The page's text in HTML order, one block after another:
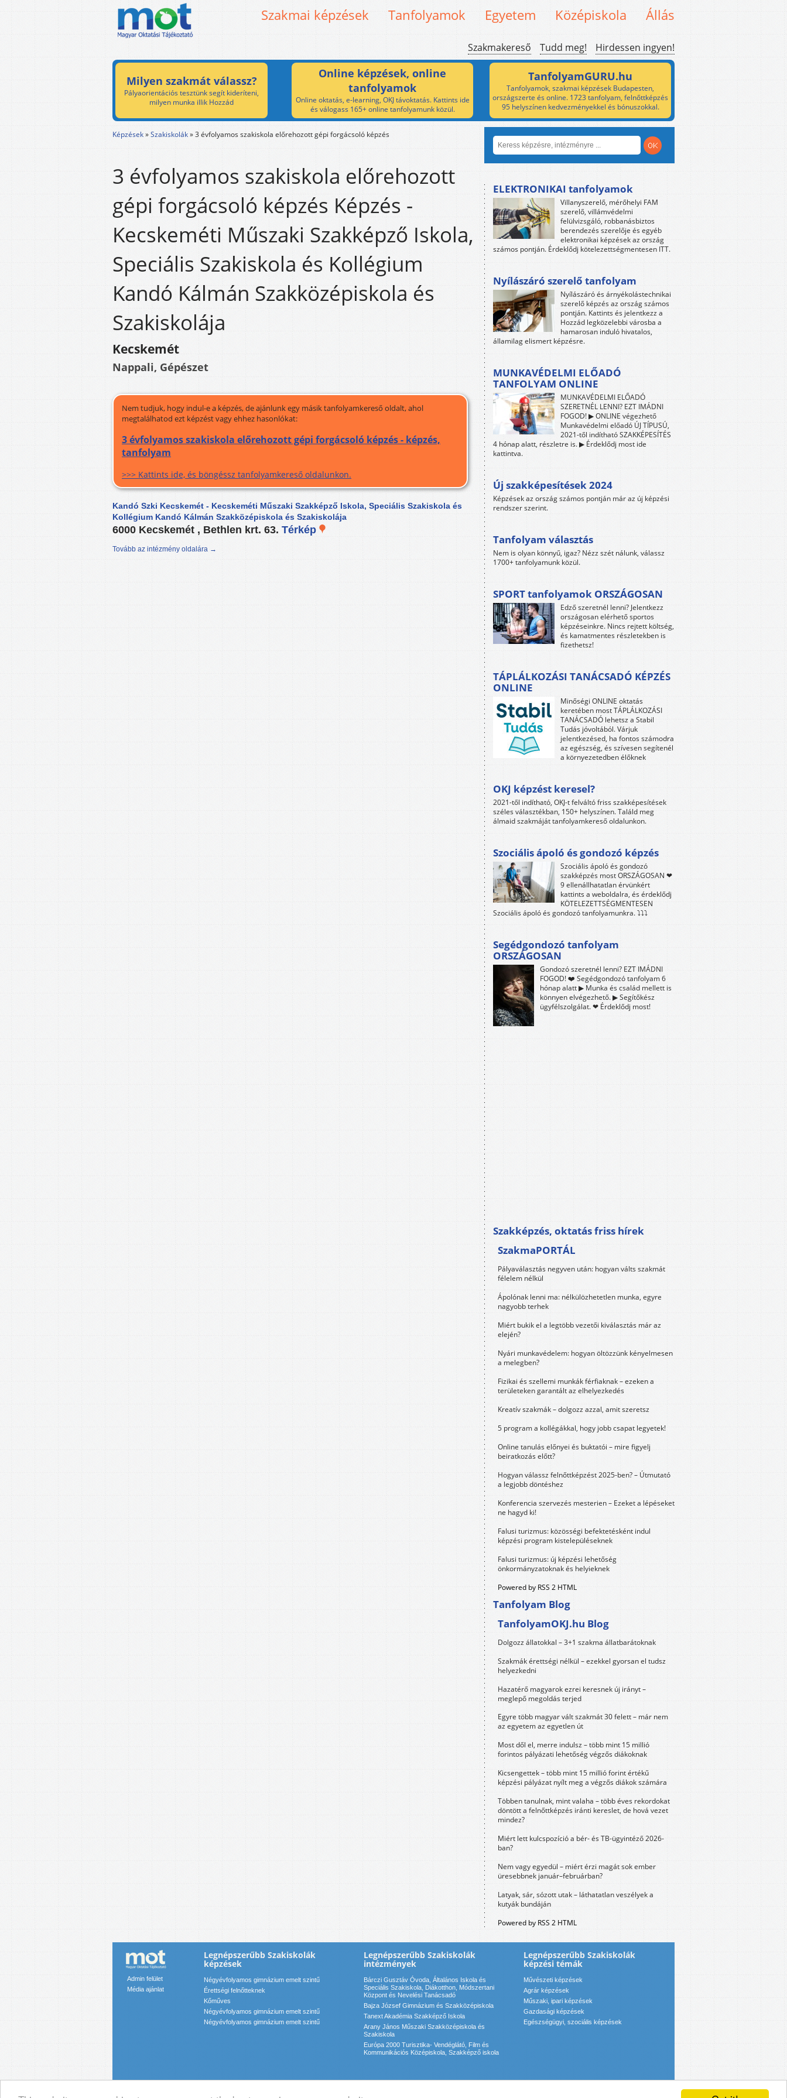
Szakmai képzések Tanfolyamok Egyetem Középiskola Állás
Szakmakereső Tudd meg! Hirdessen ingyen!
Milyen szakmát válassz?
Pályaorientációs tesztünk segít kideríteni,
milyen munka illik Hozzád
Online képzések, online
tanfolyamok
Online oktatás, e-learning, OKJ távoktatás. Kattints ide
és válogass 165+ online tanfolyamunk közül.
TanfolyamGURU.hu
Tanfolyamok, szakmai képzések Budapesten,
országszerte és online. 1723 tanfolyam, felnőttképzés
95 helyszínen kedvezményekkel és bónuszokkal.
Képzések»Szakiskolák»3 évfolyamos szakiskola előrehozott gépi forgácsoló képzés
3 évfolyamos szakiskola előrehozott
gépi forgácsoló képzés Képzés -
Kecskeméti Műszaki Szakképző Iskola,
Speciális Szakiskola és Kollégium
Kandó Kálmán Szakközépiskola és
Szakiskolája
Kecskemét
Nappali, Gépészet
Nem tudjuk, hogy indul-e a képzés, de ajánlunk egy másik tanfolyamkereső oldalt, ahol
megtalálhatod ezt képzést vagy ehhez hasonlókat:
3 évfolyamos szakiskola előrehozott gépi forgácsoló képzés - képzés,
tanfolyam
>>> Kattints ide, és böngéssz tanfolyamkereső oldalunkon.
Kandó Szki Kecskemét - Kecskeméti Műszaki Szakképző Iskola, Speciális Szakiskola és
Kollégium Kandó Kálmán Szakközépiskola és Szakiskolája
6000 Kecskemét , Bethlen krt. 63. Térkép
Tovább az intézmény oldalára →
ELEKTRONIKAI tanfolyamok
Villanyszerelő, mérőhelyi FAM
szerelő, villámvédelmi
felülvizsgáló, robbanásbiztos
berendezés szerelője és egyéb
elektronikai képzések az ország
számos pontján. Érdeklődj kötelezettségmentesen ITT.
Nyílászáró szerelő tanfolyam
Nyílászáró és árnyékolástechnikai
szerelő képzés az ország számos
pontján. Kattints és jelentkezz a
Hozzád legközelebbi városba a
hamarosan induló hivatalos,
államilag elismert képzésre.
MUNKAVÉDELMI ELŐADÓ
TANFOLYAM ONLINE
MUNKAVÉDELMI ELŐADÓ
SZERETNÉL LENNI? EZT IMÁDNI
FOGOD! ▶ ONLINE végezhető
Munkavédelmi előadó ÚJ TÍPUSÚ,
2021-től indítható SZAKKÉPESÍTÉS
4 hónap alatt, részletre is. ▶ Érdeklődj most ide
kattintva.
Új szakképesítések 2024
Képzések az ország számos pontján már az új képzési
rendszer szerint.
Tanfolyam választás
Nem is olyan könnyű, igaz? Nézz szét nálunk, válassz
1700+ tanfolyamunk közül.
SPORT tanfolyamok ORSZÁGOSAN
Edző szeretnél lenni? Jelentkezz
országosan elérhető sportos
képzéseinkre. Nincs rejtett költség,
és kamatmentes részletekben is
fizethetsz!
TÁPLÁLKOZÁSI TANÁCSADÓ KÉPZÉS
ONLINE
Minőségi ONLINE oktatás
keretében most TÁPLÁLKOZÁSI
TANÁCSADÓ lehetsz a Stabil
Tudás jóvoltából. Várjuk
jelentkezésed, ha fontos számodra
az egészség, és szívesen segítenél
a környezetedben élőknek
OKJ képzést keresel?
2021-től indítható, OKJ-t felváltó friss szakképesítések
széles választékban, 150+ helyszínen. Találd meg
álmaid szakmáját tanfolyamkereső oldalunkon.
Szociális ápoló és gondozó képzés
Szociális ápoló és gondozó
szakképzés most ORSZÁGOSAN ❤
9 ellenállhatatlan érvünkért
kattints a weboldalra, és érdeklődj
KÖTELEZETTSÉGMENTESEN
Szociális ápoló és gondozó tanfolyamunkra. ⤵⤵⤵
Segédgondozó tanfolyam
ORSZÁGOSAN
Gondozó szeretnél lenni? EZT IMÁDNI
FOGOD! ❤️ Segédgondozó tanfolyam 6
hónap alatt ▶ Munka és család mellett is
könnyen elvégezhető. ▶ Segítőkész
ügyfélszolgálat. ❤ Érdeklődj most!
Szakképzés, oktatás friss hírek
SzakmaPORTÁL
Pályaválasztás negyven után: hogyan válts szakmát
félelem nélkül
Ápolónak lenni ma: nélkülözhetetlen munka, egyre
nagyobb terhek
Miért bukik el a legtöbb vezetői kiválasztás már az
elején?
Nyári munkavédelem: hogyan öltözzünk kényelmesen
a melegben?
Fizikai és szellemi munkák férfiaknak – ezeken a
területeken garantált az elhelyezkedés
Kreatív szakmák – dolgozz azzal, amit szeretsz
5 program a kollégákkal, hogy jobb csapat legyetek!
Online tanulás előnyei és buktatói – mire figyelj
beiratkozás előtt?
Hogyan válassz felnőttképzést 2025-ben? – Útmutató
a legjobb döntéshez
Konferencia szervezés mesterien – Ezeket a lépéseket
ne hagyd ki!
Falusi turizmus: közösségi befektetésként indul
képzési program kistelepüléseknek
Falusi turizmus: új képzési lehetőség
önkormányzatoknak és helyieknek
Powered by RSS 2 HTML
Tanfolyam Blog
TanfolyamOKJ.hu Blog
Dolgozz állatokkal – 3+1 szakma állatbarátoknak
Szakmák érettségi nélkül – ezekkel gyorsan el tudsz
helyezkedni
Hazatérő magyarok ezrei keresnek új irányt –
meglepő megoldás terjed
Egyre több magyar vált szakmát 30 felett – már nem
az egyetem az egyetlen út
Most dől el, merre indulsz – több mint 15 millió
forintos pályázati lehetőség végzős diákoknak
Kicsengettek – több mint 15 millió forint értékű
képzési pályázat nyílt meg a végzős diákok számára
Többen tanulnak, mint valaha – több éves rekordokat
döntött a felnőttképzés iránti kereslet, de hová vezet
mindez?
Miért lett kulcspozíció a bér- és TB-ügyintéző 2026-
ban?
Nem vagy egyedül – miért érzi magát sok ember
üresebbnek január–februárban?
Latyak, sár, sózott utak – láthatatlan veszélyek a
kutyák bundáján
Powered by RSS 2 HTML
Admin felület
Média ajánlat
Legnépszerűbb Szakiskolák
képzések
Négyévfolyamos gimnázium emelt szintű
Érettségi felnőtteknek
Kőműves
Négyévfolyamos gimnázium emelt szintű
Négyévfolyamos gimnázium emelt szintű
Legnépszerűbb Szakiskolák
intézmények
Bárczi Gusztáv Óvoda, Általános Iskola és
Speciális Szakiskola, Diákotthon, Módszertani
Központ és Nevelési Tanácsadó
Bajza József Gimnázium és Szakközépiskola
Tanext Akadémia Szakképző Iskola
Arany János Műszaki Szakközépiskola és
Szakiskola
Európa 2000 Turisztika- Vendéglátó, Film és
Kommunikációs Középiskola, Szakképző iskola
Legnépszerűbb Szakiskolák
képzési témák
Művészeti képzések
Agrár képzések
Műszaki, ipari képzések
Gazdasági képzések
Egészségügyi, szociális képzések